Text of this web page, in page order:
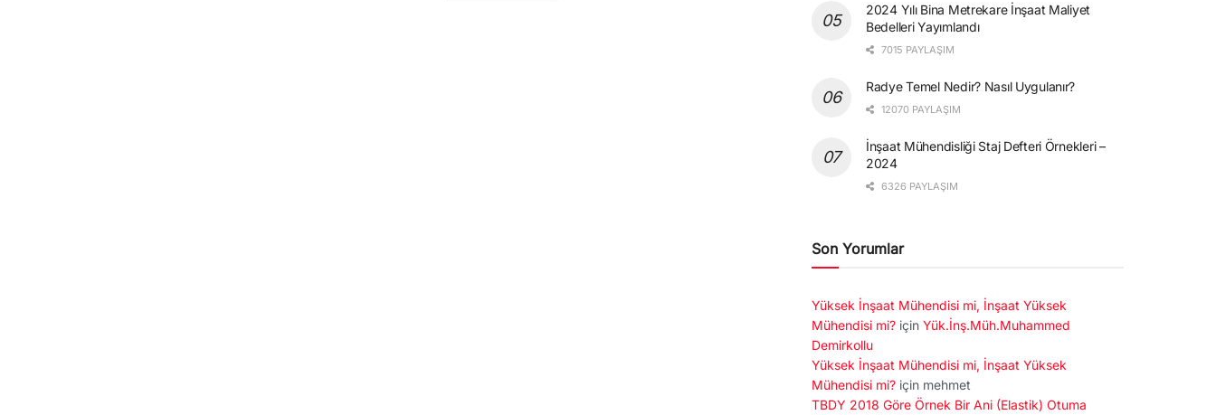
2024 Yılı Bina Metrekare İnşaat Maliyet
Bedelleri Yayımlandı
7015 PAYLAŞIM
Radye Temel Nedir? Nasıl Uygulanır?
12070 PAYLAŞIM
İnşaat Mühendisliği Staj Defteri Örnekleri –
2024
6326 PAYLAŞIM
Son Yorumlar
Yüksek İnşaat Mühendisi mi, İnşaat Yüksek
Mühendisi mi? için Yük.İnş.Müh.Muhammed
Demirkollu
Yüksek İnşaat Mühendisi mi, İnşaat Yüksek
Mühendisi mi? için mehmet
TBDY 2018 Göre Örnek Bir Ani (Elastik) Otuma